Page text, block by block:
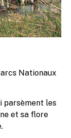
Nationaux
parsèment les
et sa flore